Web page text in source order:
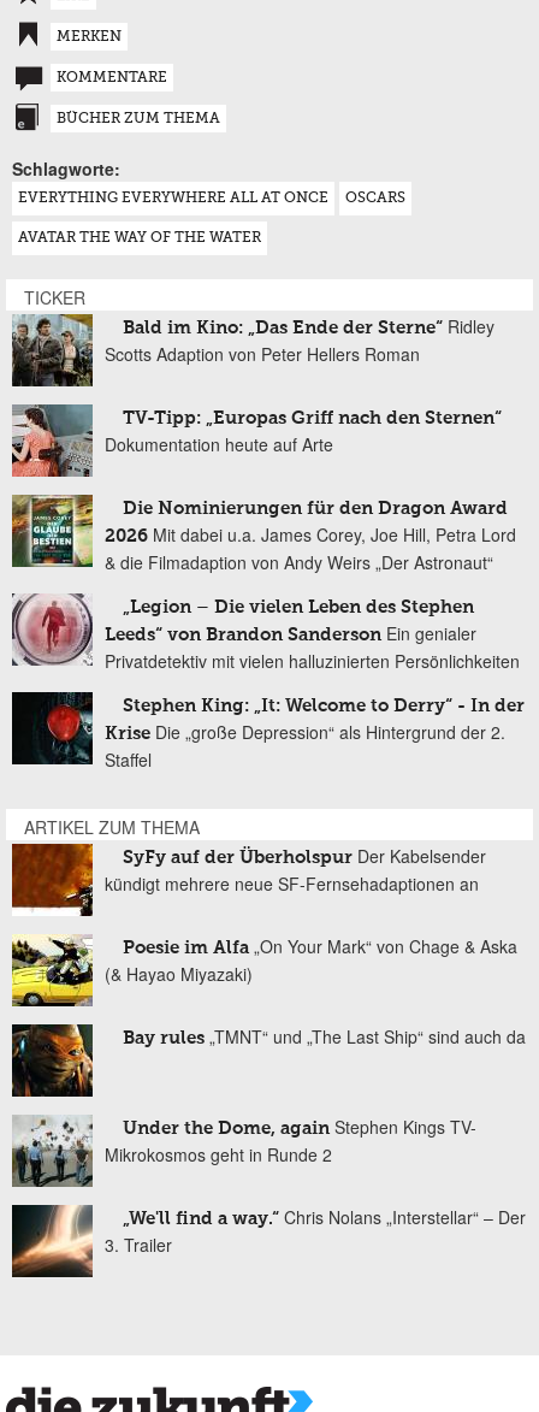
MERKEN
KOMMENTARE
BÜCHER ZUM THEMA
Schlagworte:
EVERYTHING EVERYWHERE ALL AT ONCE OSCARS
AVATAR THE WAY OF THE WATER
TICKER
Bald im Kino: „Das Ende der Sterne“ Ridley
Scotts Adaption von Peter Hellers Roman
TV-Tipp: „Europas Griff nach den Sternen“
Dokumentation heute auf Arte
Die Nominierungen für den Dragon Award
2026 Mit dabei u.a. James Corey, Joe Hill, Petra Lord
& die Filmadaption von Andy Weirs „Der Astronaut“
„Legion – Die vielen Leben des Stephen
Leeds“ von Brandon Sanderson Ein genialer
Privatdetektiv mit vielen halluzinierten Persönlichkeiten
Stephen King: „It: Welcome to Derry“ - In der
Krise Die „große Depression“ als Hintergrund der 2.
Staffel
ARTIKEL ZUM THEMA
SyFy auf der Überholspur Der Kabelsender
kündigt mehrere neue SF-Fernsehadaptionen an
Poesie im Alfa „On Your Mark“ von Chage & Aska
(& Hayao Miyazaki)
Bay rules „TMNT“ und „The Last Ship“ sind auch da
Under the Dome, again Stephen Kings TV-
Mikrokosmos geht in Runde 2
„We'll find a way.“ Chris Nolans „Interstellar“ – Der
3. Trailer